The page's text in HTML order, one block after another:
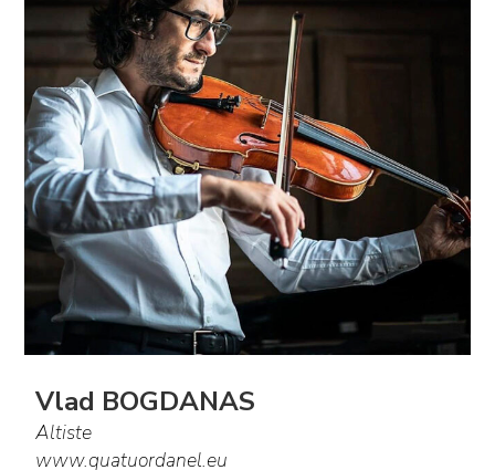
Vlad BOGDANAS
Altiste
www.quatuordanel.eu